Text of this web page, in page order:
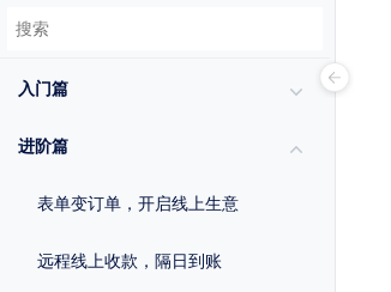
入门篇
进阶篇
表单变订单，开启线上生意
远程线上收款，隔日到账